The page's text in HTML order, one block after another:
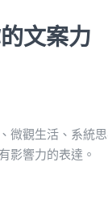
文案力
微觀生活、系統
影響力的表達。